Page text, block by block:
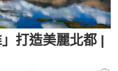
打造美麗北都 |